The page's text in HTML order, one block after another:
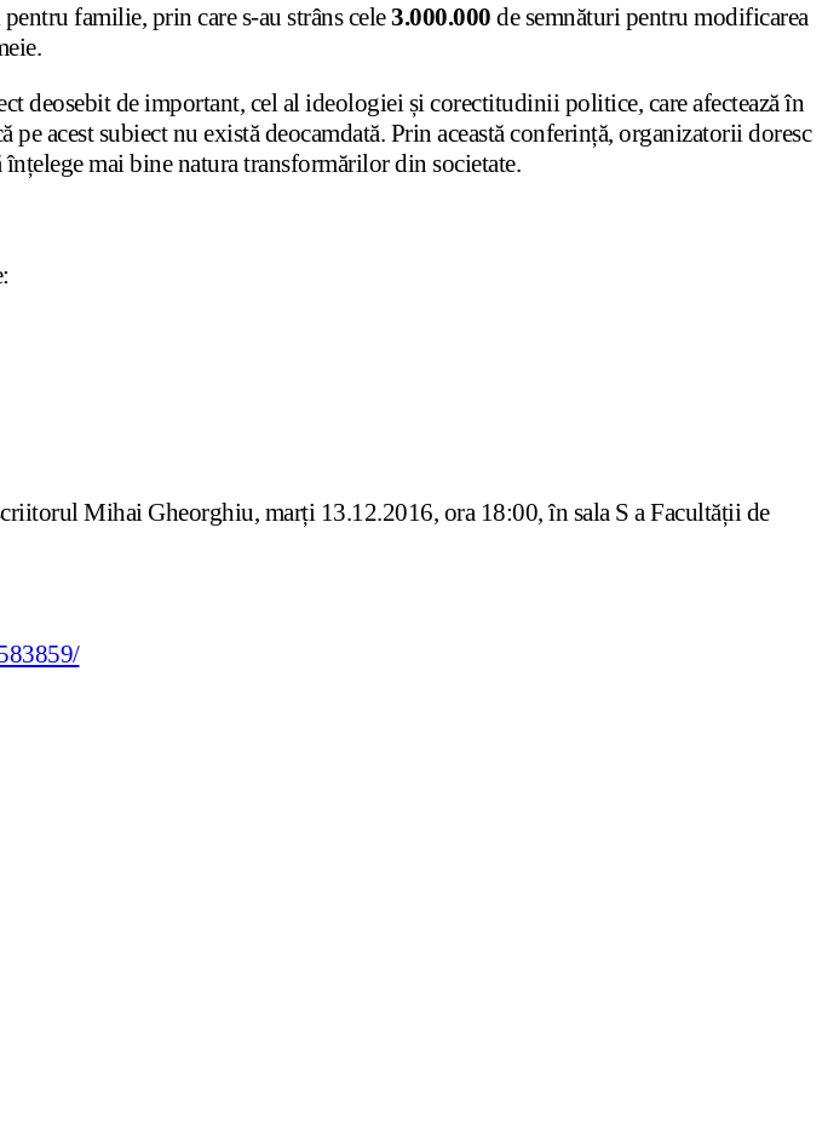
familie, prin care s-au strâns cele3.000.000 de semnături pentru modificarea
deosebit de important, cel al ideologiei și corectitudinii politice, care afectează în
acest subiect nu există deocamdată. Prin această conferință, organizatorii doresc
mai bine natura transformărilor din societate.
Mihai Gheorghiu, marți 13.12.2016, ora 18:00, în sala S a Facultății de